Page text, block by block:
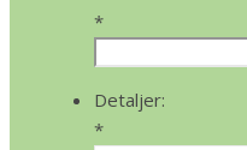
*
Detaljer:
*